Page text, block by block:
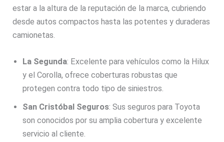
estar a la altura de la reputación de la marca, cubriendo
desde autos compactos hasta las potentes y duraderas
camionetas.
La Segunda: Excelente para vehículos como la Hilux
y el Corolla, ofrece coberturas robustas que
protegen contra todo tipo de siniestros.
San Cristóbal Seguros: Sus seguros para Toyota
son conocidos por su amplia cobertura y excelente
servicio al cliente.